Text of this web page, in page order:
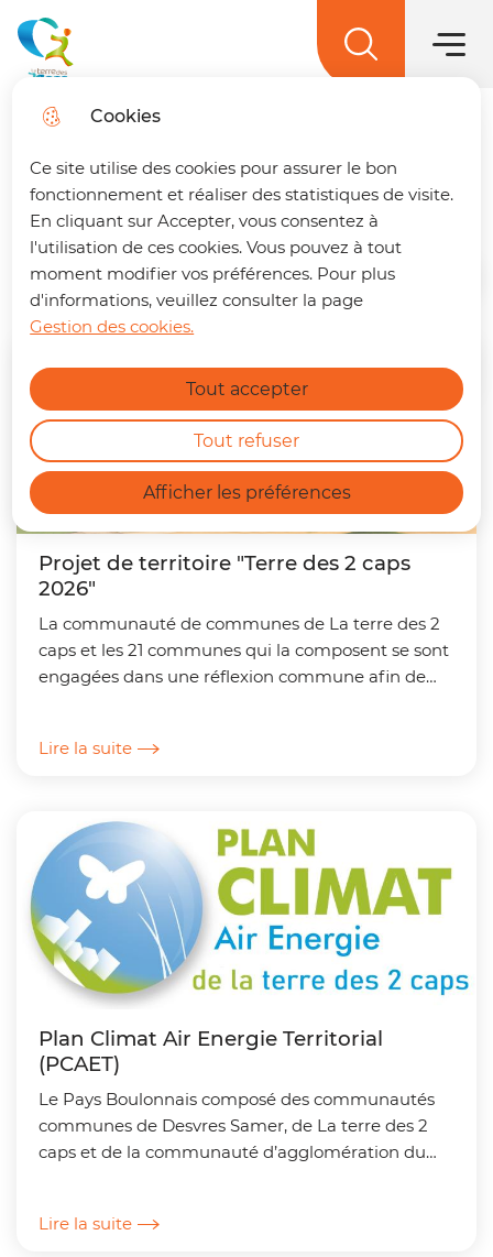
Cookies
Ce site utilise des cookies pour assurer le bon
fonctionnement et réaliser des statistiques de visite.
En cliquant sur Accepter, vous consentez à
l'utilisation de ces cookies. Vous pouvez à tout
moment modifier vos préférences. Pour plus
d'informations, veuillez consulter la page
Gestion des cookies.
Afficher les préférences
Tout accepter
Tout refuser
Aller
au
menu
contenu
principal
Aller au
sitemap
🚌 Vos déplacements simplifiés sur La
terre des 2 caps !Un trajet à préparer ?
Retrouvez dès maintenant notre nouvelle
page dédiée à la mobilité. En quelques clics,
vous pouvez :
Connaître l'horaire du prochain bus à
votre arrêt.
Consulter les tracés et fiches horaires
https://terredes2caps.fr/trouver-son-trajet
En savoir plus
La terre des 2 caps Menu
l'intercommunalité
Projet de territoire "Terre des 2 caps
2026"
La communauté de communes de La terre des 2
caps et les 21 communes qui la composent se sont
engagées dans une réflexion commune afin de
Lire la suite
Plan Climat Air Energie Territorial
(PCAET)
Le Pays Boulonnais composé des communautés
communes de Desvres Samer, de La terre des 2
caps et de la communauté d’agglomération du
Lire la suite